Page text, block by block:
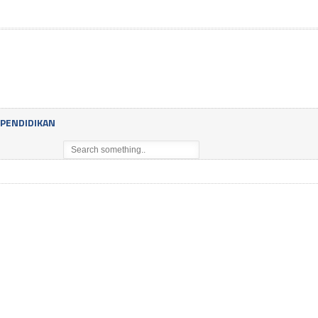
PENDIDIKAN